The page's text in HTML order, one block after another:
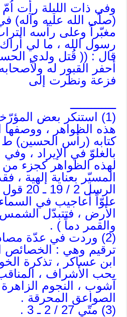
وفي ذات الليلة رأت
(صلّى الله عليه وآله)
مغبّراً وعلى رأسه
رسول الله ، ما لي
قال : (( قُتل ولدي
فزعة ونظرت إلى
ـــــــــــــ
(1) استنكر بعض
هذه الظواهر ، ووصفها
بالغلوّ في الإيراد ،
لهذه الظواهر كجزء
المسيّر بعناية إلهية ،
الرسل
علوّاً أعاجيب في
الأرض ، فتتبدّل الشمس
والقمر دماً ) .
(2) وردت في عدّة
ترقيم وهي : الخصائص
ابن عساكر ، تذكرة
بحب الأشراف ،
آشوب ، النجوم الزاهرة
الصواعق المحرقة .
(3) متّي 27 / 2 ـ 3 .